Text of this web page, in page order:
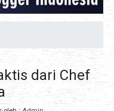
dari Chef